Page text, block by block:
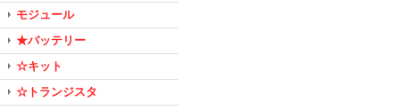
モジュール
★バッテリー
☆キット
☆トランジスタ